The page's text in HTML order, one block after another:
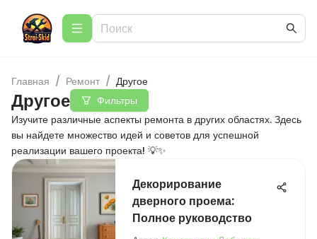
Главная / Ремонт / Другое
Другое
Фильтры
Изучите различные аспекты ремонта в других областях. Здесь
вы найдете множество идей и советов для успешной
реализации вашего проекта! 💡✨
Декорирование
дверного проема:
Полное руководство